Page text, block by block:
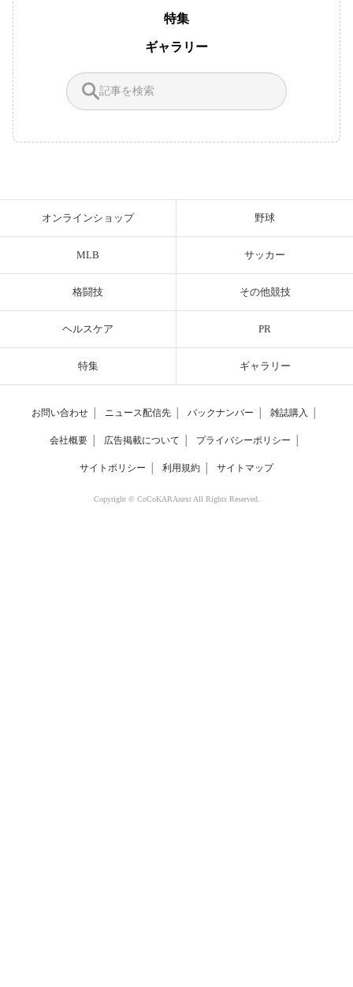
特集
ギャラリー
オンラインショップ 野球
MLB サッカー
格闘技 その他競技
ヘルスケア PR
特集 ギャラリー
お問い合わせ ニュース配信先 バックナンバー 雑誌購入
会社概要 広告掲載について プライバシーポリシー
サイトポリシー 利用規約 サイトマップ
Copyright © CoCoKARAnext All Rights Reserved.